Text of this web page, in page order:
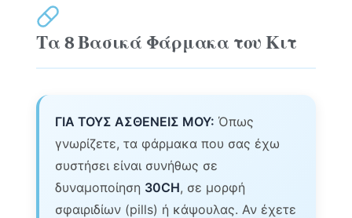
Τα 8 Βασικά Φάρμακα του Κιτ
ΓΙΑ ΤΟΥΣ ΑΣΘΕΝΕΙΣ ΜΟΥ: Όπως
γνωρίζετε, τα φάρμακα που σας έχω
συστήσει είναι συνήθως σε
δυναμοποίηση 30CH, σε μορφή
σφαιριδίων (pills) ή κάψουλας. Αν έχετε